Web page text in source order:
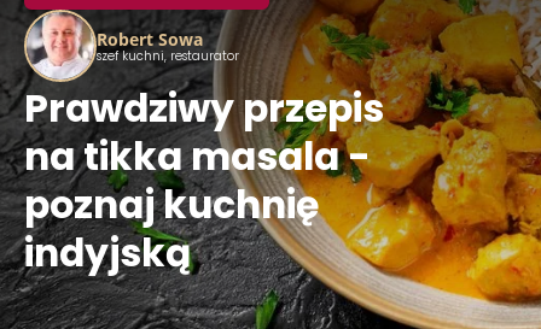
Robert Sowa
szef kuchni, restaurator
Prawdziwy przepis
na tikka masala -
poznaj kuchnię
indyjską